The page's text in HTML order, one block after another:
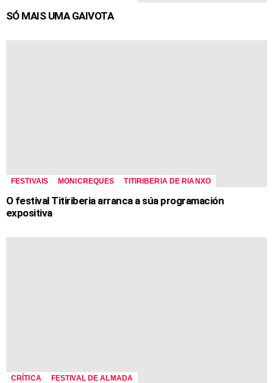
SÓ MAIS UMA GAIVOTA
FESTIVAIS MONICREQUES TITIRIBERIA DE RIANXO
O festival Titiriberia arranca a súa programación
expositiva
CRÍTICA FESTIVAL DE ALMADA